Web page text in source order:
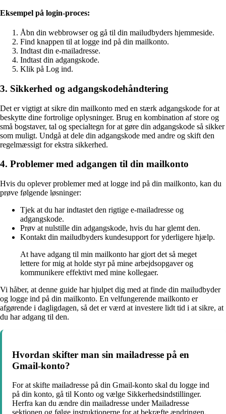
Eksempel på login-proces:
Åbn din webbrowser og gå til din mailudbyders hjemmeside.
Find knappen til at logge ind på din mailkonto.
Indtast din e-mailadresse.
Indtast din adgangskode.
Klik på Log ind.
3. Sikkerhed og adgangskodehåndtering
Det er vigtigt at sikre din mailkonto med en stærk adgangskode for at
beskytte dine fortrolige oplysninger. Brug en kombination af store og
små bogstaver, tal og specialtegn for at gøre din adgangskode så sikker
som muligt. Undgå at dele din adgangskode med andre og skift den
regelmæssigt for ekstra sikkerhed.
4. Problemer med adgangen til din mailkonto
Hvis du oplever problemer med at logge ind på din mailkonto, kan du
prøve følgende løsninger:
Tjek at du har indtastet den rigtige e-mailadresse og
adgangskode.
Prøv at nulstille din adgangskode, hvis du har glemt den.
Kontakt din mailudbyders kundesupport for yderligere hjælp.
At have adgang til min mailkonto har gjort det så meget
lettere for mig at holde styr på mine arbejdsopgaver og
kommunikere effektivt med mine kollegaer.
Vi håber, at denne guide har hjulpet dig med at finde din mailudbyder
og logge ind på din mailkonto. En velfungerende mailkonto er
afgørende i dagligdagen, så det er værd at investere lidt tid i at sikre, at
du har adgang til den.
Hvordan skifter man sin mailadresse på en
Gmail-konto?
For at skifte mailadresse på din Gmail-konto skal du logge ind
på din konto, gå til Konto og vælge Sikkerhedsindstillinger.
Herfra kan du ændre din mailadresse under Mailadresse